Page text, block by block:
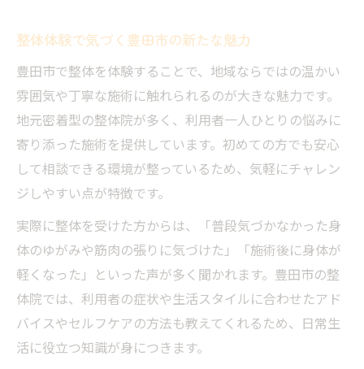
整体体験で気づく豊田市の新たな魅力
豊田市で整体を体験することで、地域ならではの温かい
雰囲気や丁寧な施術に触れられるのが大きな魅力です。
地元密着型の整体院が多く、利用者一人ひとりの悩みに
寄り添った施術を提供しています。初めての方でも安心
して相談できる環境が整っているため、気軽にチャレン
ジしやすい点が特徴です。
実際に整体を受けた方からは、「普段気づかなかった身
体のゆがみや筋肉の張りに気づけた」「施術後に身体が
軽くなった」といった声が多く聞かれます。豊田市の整
体院では、利用者の症状や生活スタイルに合わせたアド
バイスやセルフケアの方法も教えてくれるため、日常生
活に役立つ知識が身につきます。